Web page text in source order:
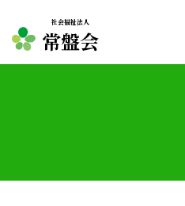
社会福祉法人
常盤会